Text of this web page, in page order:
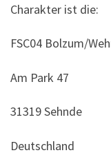
Charakter ist die:
FSC04 Bolzum/
Am Park 47
31319 Sehnde
Deutschland